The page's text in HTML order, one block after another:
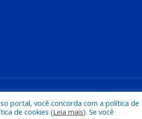
portal, você concorda com a política de
de cookies (Leia mais). Se você